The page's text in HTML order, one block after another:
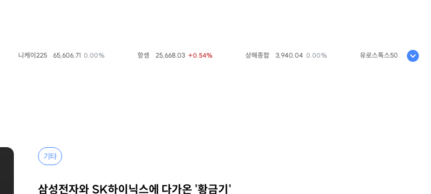
니케이225 65,606.71 0.00% 항셍 25,668.03 +0.54% 상해종합 3,940.04 0.00% 유로스톡스50 6,523.86
기타
삼성전자와 SK하이닉스에 다가온 '황금기'